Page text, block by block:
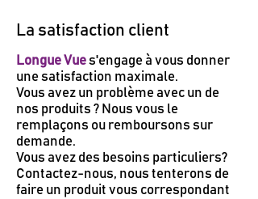
La satisfaction client
Longue Vues'engage à vous donner
une satisfaction maximale.
Vous avez un problème avec un de
nos produits ? Nous vous le
remplaçons ou remboursons sur
demande.
Vous avez des besoins particuliers?
Contactez-nous, nous tenterons de
faire un produit vous correspondant